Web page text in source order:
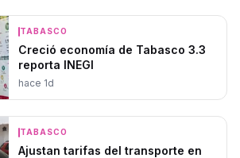
TABASCO
Creció economía de Tabasco 3.3
reporta INEGI
hace 1d
TABASCO
Ajustan tarifas del transporte en